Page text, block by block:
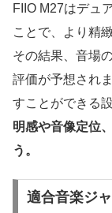
FIIO M27はデュ
ことで、より精
その結果、音場
評価が予想され
すことができる
明感や音像定位
う。
適合音楽ジ